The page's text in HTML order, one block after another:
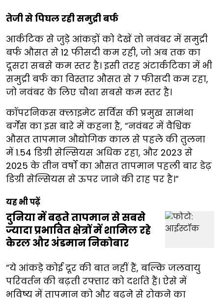
तेजी से पिघल रही समुद्री बर्फ
आर्कटिक से जुड़े आंकड़ों को देखें तो नवंबर में समुद्री
बर्फ औसत से 12 फीसदी कम रही, जो अब तक का
दूसरा सबसे कम स्तर है। इसी तरह अंटार्कटिका में भी
समुद्री बर्फ का विस्तार औसत से 7 फीसदी कम रहा,
जो नवंबर के लिए चौथा सबसे कम स्तर है।
कॉपरनिकस क्लाइमेट सर्विस की प्रमुख सामंथा
बर्गेस का इस बारे में कहना है, “नवंबर में वैश्विक
औसत तापमान औद्योगिक काल से पहले की तुलना
में 1.54 डिग्री सेल्सियस अधिक रहा, और 2023 से
2025 के तीन वर्षों का औसत तापमान पहली बार डेढ़
डिग्री सेल्सियस से ऊपर जाने की राह पर है।“
यह भी पढ़ें
दुनिया में बढ़ते तापमान से सबसे
ज्यादा प्रभावित क्षेत्रों में शामिल रहे
केरल और अंडमान निकोबार
“ये आंकड़े कोई दूर की बात नहीं हैं, बल्कि जलवायु
परिवर्तन की बढ़ती रफ्तार को दर्शाते हैं। ऐसे में
भविष्य में तापमान को और बढ़ने से रोकने का